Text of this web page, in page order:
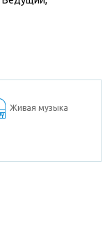
Живая музыка